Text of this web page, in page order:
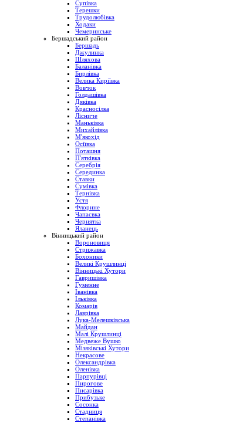
Супівка
Терешки
Трудолюбівка
Ходаки
Чемеринське
Бершадський район
Бершадь
Джулинка
Шляхова
Баланівка
Бирлівка
Велика Киріївка
Вовчок
Голдашівка
Дяківка
Красносілка
Лісниче
Маньківка
Михайлівка
М'якохід
Осіївка
Поташня
П'ятківка
Серебрія
Серединка
Ставки
Сумівка
Тернівка
Устя
Флорине
Чапаєвка
Чернятка
Яланець
Вінницький район
Вороновиця
Стрижавка
Бохоники
Великі Крушлинці
Вінницькі Хутори
Гавришівка
Гуменне
Іванівка
Ільківка
Комарів
Лаврівка
Лука-Мелешківська
Майдан
Малі Крушлинці
Медвеже Вушко
Мізяківські Хутори
Некрасове
Олександрівка
Оленівка
Парпурівці
Пирогове
Писарівка
Прибузьке
Сосонка
Стадниця
Степанівка